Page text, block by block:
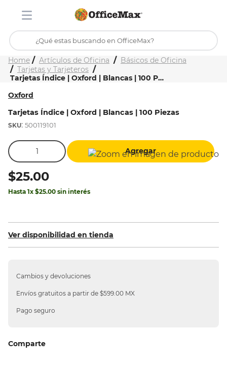
¿Qué estas buscando en OfficeMax?
Inicio Tienda
Artículos de Oficina
Básicos de Oficina
Tarjetas y Tarjeteros
Tarjetas Índice | Oxford | Blancas | 100 Piezas
Oxford
Tarjetas Índice | Oxford | Blancas | 100 Piezas
: 500119101
Agregar
$25.00
Hasta 1x $25.00 sin interés
Ver disponibilidad en tienda
Cambios y devoluciones
Envíos gratuitos a partir de $599.00 MX
Pago seguro
Comparte
TÉRMINOS MÁS BUSCADOS
ojo turco
2.
toy story
.
stitch
5.
.
mochilas
7.
mochila
9.
carpetas
10. silla